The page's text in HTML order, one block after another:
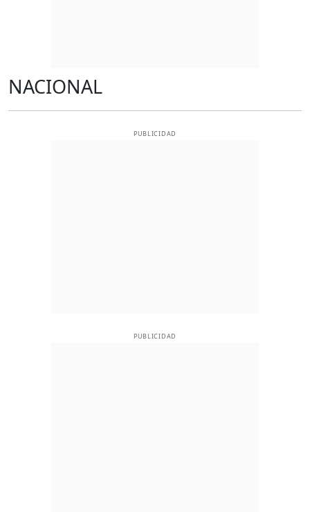
NACIONAL
PUBLICIDAD
PUBLICIDAD